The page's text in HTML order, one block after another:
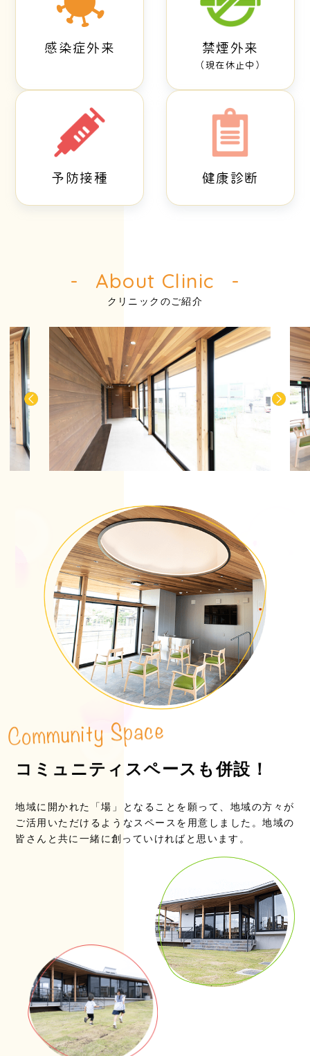
感染症外来 禁煙外来
（現在休止中）
予防接種 健康診断
クリニックのご紹介
About Clinic
コミュニティスペースも併設！
地域に開かれた「場」となることを願って、地域の方々が
ご活用いただけるようなスペースを用意しました。地域の
皆さんと共に一緒に創っていければと思います。